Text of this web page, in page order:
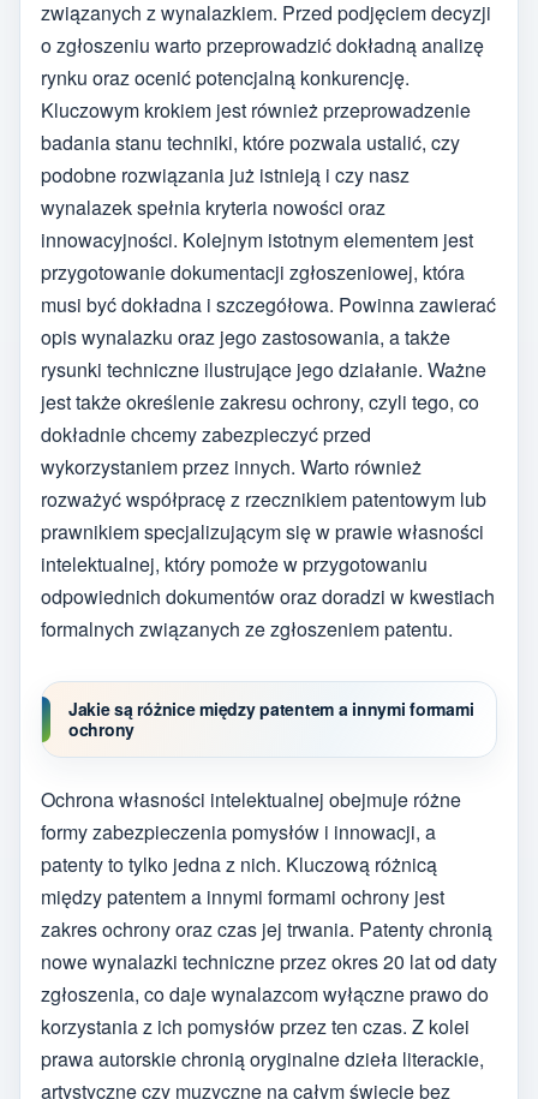
związanych z wynalazkiem. Przed podjęciem decyzji
o zgłoszeniu warto przeprowadzić dokładną analizę
rynku oraz ocenić potencjalną konkurencję.
Kluczowym krokiem jest również przeprowadzenie
badania stanu techniki, które pozwala ustalić, czy
podobne rozwiązania już istnieją i czy nasz
wynalazek spełnia kryteria nowości oraz
innowacyjności. Kolejnym istotnym elementem jest
przygotowanie dokumentacji zgłoszeniowej, która
musi być dokładna i szczegółowa. Powinna zawierać
opis wynalazku oraz jego zastosowania, a także
rysunki techniczne ilustrujące jego działanie. Ważne
jest także określenie zakresu ochrony, czyli tego, co
dokładnie chcemy zabezpieczyć przed
wykorzystaniem przez innych. Warto również
rozważyć współpracę z rzecznikiem patentowym lub
prawnikiem specjalizującym się w prawie własności
intelektualnej, który pomoże w przygotowaniu
odpowiednich dokumentów oraz doradzi w kwestiach
formalnych związanych ze zgłoszeniem patentu.
Jakie są różnice między patentem a innymi formami
ochrony
Ochrona własności intelektualnej obejmuje różne
formy zabezpieczenia pomysłów i innowacji, a
patenty to tylko jedna z nich. Kluczową różnicą
między patentem a innymi formami ochrony jest
zakres ochrony oraz czas jej trwania. Patenty chronią
nowe wynalazki techniczne przez okres 20 lat od daty
zgłoszenia, co daje wynalazcom wyłączne prawo do
korzystania z ich pomysłów przez ten czas. Z kolei
prawa autorskie chronią oryginalne dzieła literackie,
artystyczne czy muzyczne na całym świecie bez